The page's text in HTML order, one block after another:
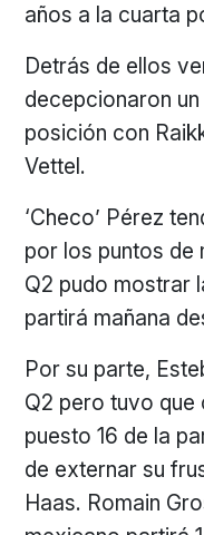
años a la cuarta
Detrás de ellos
decepcionaron
posición con
Vettel.
‘Checo’ Pérez
por los puntos de
Q2 pudo mostrar
partirá mañana
Por su parte,
Q2 pero tuvo
puesto 16 de la
de externar su
Haas. Romain